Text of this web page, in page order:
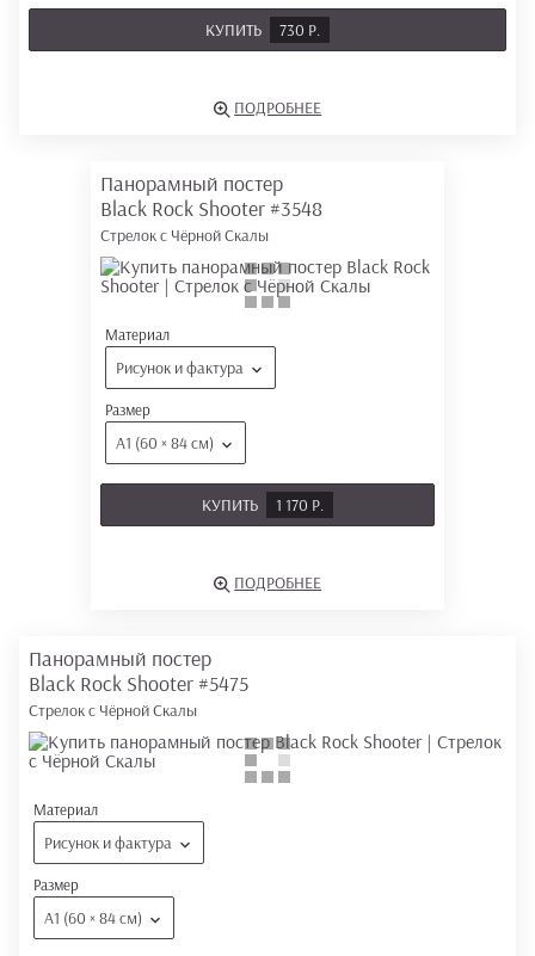
КУПИТЬ 730 Р.
ПОДРОБНЕЕ
Панорамный постер
Black Rock Shooter #3548
Стрелок с Чёрной Скалы
Материал
Рисунок и фактура
Размер
А1 (60 × 84 см)
КУПИТЬ 1 170 Р.
ПОДРОБНЕЕ
Панорамный постер
Black Rock Shooter #5475
Стрелок с Чёрной Скалы
Материал
Рисунок и фактура
Размер
А1 (60 × 84 см)